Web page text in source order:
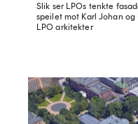
Slik ser LPOs tenkte
speilet mot Karl Johan og
LPO arkitekter